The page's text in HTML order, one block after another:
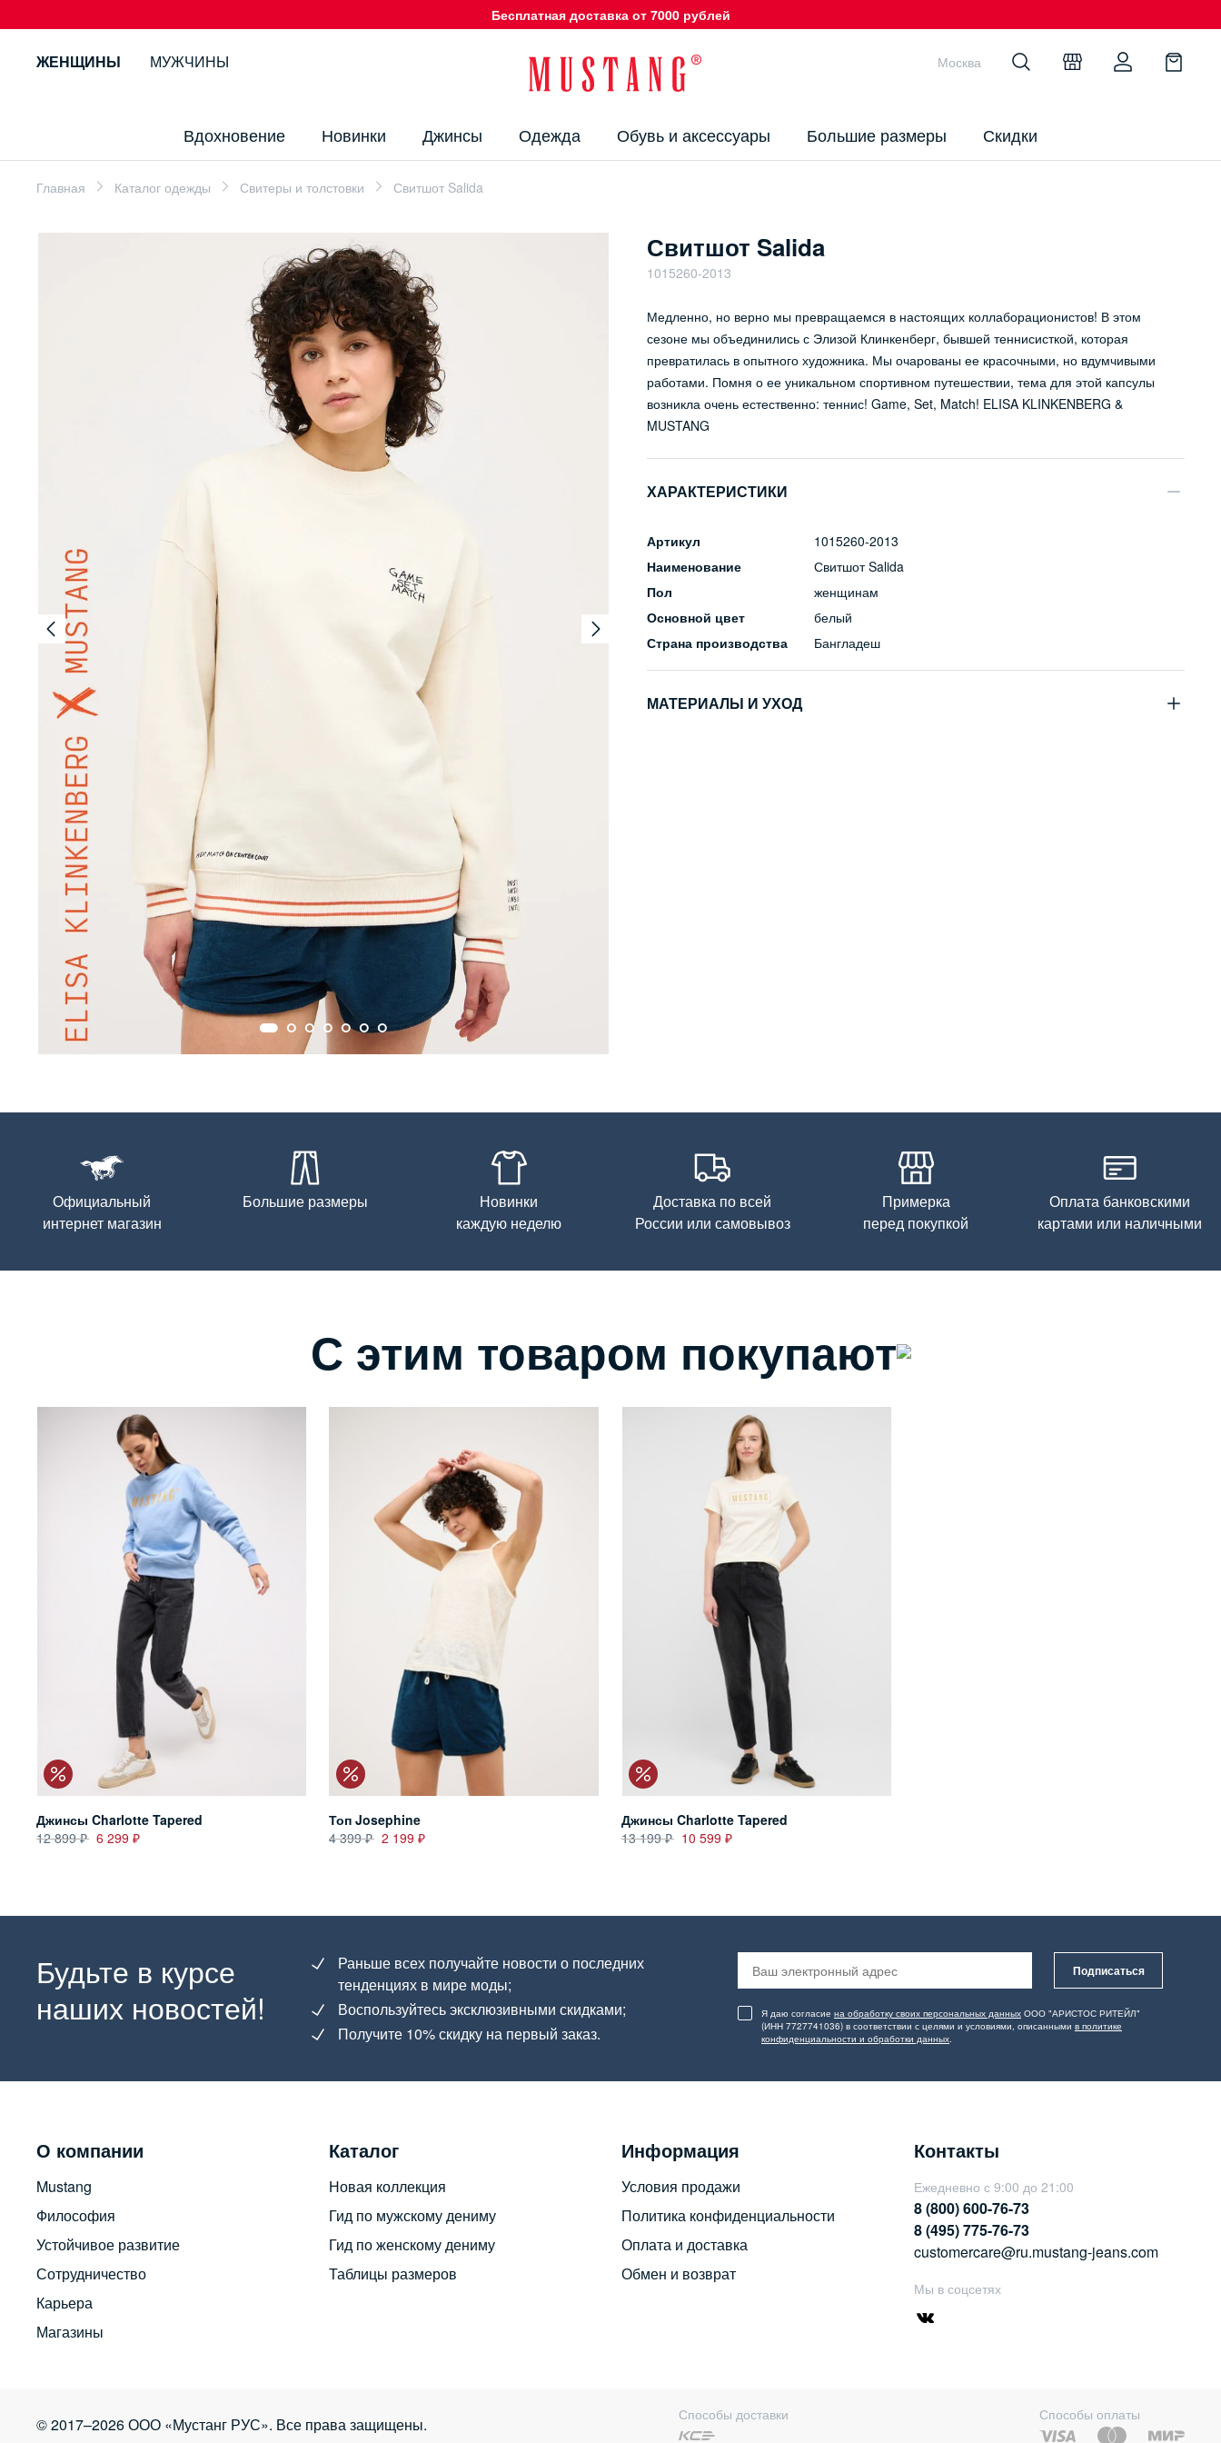
Бесплатная доставка от 7000 рублей
ЖЕНЩИНЫ МУЖЧИНЫ
Вдохновение Новинки Джинсы Одежда Обувь и аксессуары Большие размеры Скидки
Москва
Главная Каталог одежды Свитеры и толстовки Свитшот Salida
Свитшот Salida
1015260-2013
Медленно, но верно мы превращаемся в настоящих коллаборационистов! В этом
сезоне мы объединились с Элизой Клинкенберг, бывшей теннисисткой, которая
превратилась в опытного художника. Мы очарованы ее красочными, но вдумчивыми
работами. Помня о ее уникальном спортивном путешествии, тема для этой капсулы
возникла очень естественно: теннис! Game, Set, Match! ELISA KLINKENBERG &
MUSTANG
ХАРАКТЕРИСТИКИ
Артикул
1015260-2013
Наименование
Свитшот Salida
Пол
женщинам
Основной цвет
белый
Страна производства
Бангладеш
МАТЕРИАЛЫ И УХОД
Официальный
интернет магазин
Большие размеры
Новинки
каждую неделю
Доставка по всей
России или самовывоз
Примерка
перед покупкой
Оплата банковскими
картами или наличными
С этим товаром покупают
Джинсы Charlotte Tapered
12 899
6 299
Топ Josephine
4 399
2 199
Джинсы Charlotte Tapered
13 199
10 599
Будьте в курсе
наших новостей!
Раньше всех получайте новости о последних
тенденциях в мире моды;
Воспользуйтесь эксклюзивными скидками;
Получите 10% скидку на первый заказ.
Подписаться
Я даю согласие на обработку своих персональных данныхООО "АРИСТОС РИТЕЙЛ"
(ИНН 7727741036) в соответствии с целями и условиями, описанными в политике
конфиденциальности и обработки данных.
О компании
Mustang
Философия
Устойчивое развитие
Сотрудничество
Карьера
Магазины
Каталог
Новая коллекция
Гид по мужскому дениму
Гид по женскому дениму
Таблицы размеров
Информация
Условия продажи
Политика конфиденциальности
Оплата и доставка
Обмен и возврат
Контакты
Ежедневно с 9:00 до 21:00
8 (800) 600-76-73
8 (495) 775-76-73
customercare@ru.mustang-jeans.com
Мы в соцсетях
© 2017–2026 ООО «Мустанг РУС». Все права защищены. Способы доставки Способы оплаты